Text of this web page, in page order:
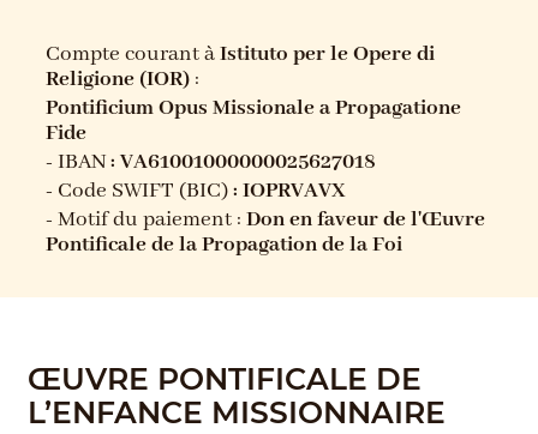
Compte courant àIstituto per le Opere di
Religione (IOR) :
Pontificium Opus Missionale a Propagatione
Fide
- IBAN: VA61001000000025627018
- Code SWIFT (BIC): IOPRVAVX
- Motif du paiement : Don en faveur de l'Œuvre
Pontificale de la Propagation de la Foi
ŒUVRE PONTIFICALE DE
L’ENFANCE MISSIONNAIRE